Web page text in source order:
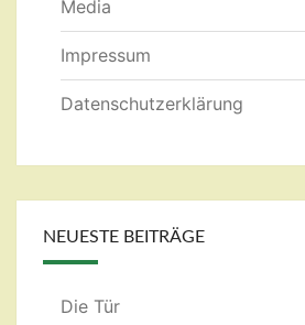
Media
Impressum
Datenschutzerklärung
NEUESTE BEITRÄGE
Die Tür